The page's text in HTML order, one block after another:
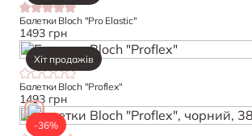
Балетки Bloch "Pro Elastic"
1493 грн
Хіт продажів
Балетки Bloch "Proflex"
1493 грн
-36%